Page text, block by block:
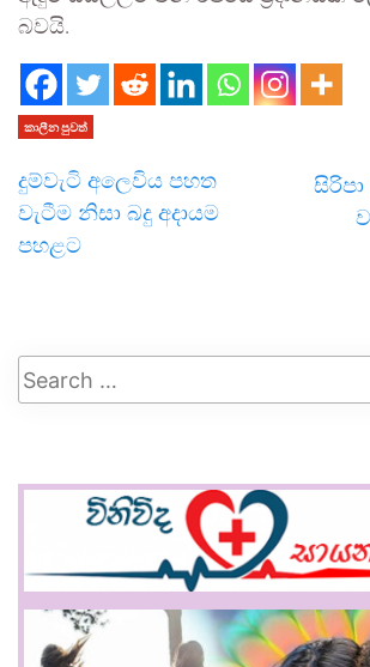
බවයි.
කාලීන පුවත්
දුම්වැටි අලෙවිය පහත
වැටීම නිසා බදු අදායම
පහළට